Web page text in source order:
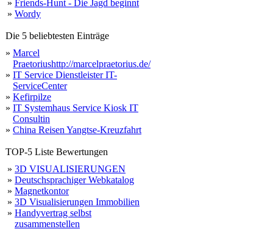
» Friends-Hunt - Die Jagd beginnt
» Wordy
Die 5 beliebtesten Einträge
» Marcel
Praetoriushttp://marcelpraetorius.de/
» IT Service Dienstleister IT-
ServiceCenter
» Kefirpilze
» IT Systemhaus Service Kiosk IT
Consultin
» China Reisen Yangtse-Kreuzfahrt
TOP-5 Liste Bewertungen
» 3D VISUALISIERUNGEN
» Deutschsprachiger Webkatalog
» Magnetkontor
» 3D Visualisierungen Immobilien
» Handyvertrag selbst
zusammenstellen